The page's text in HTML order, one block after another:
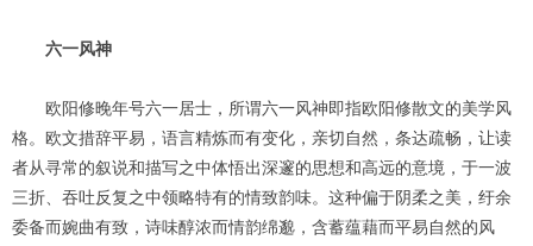
六一风神
欧阳修晚年号六一居士，所谓六一风神即指欧阳修散文的美学风
格。欧文措辞平易，语言精炼而有变化，亲切自然，条达疏畅，让读
者从寻常的叙说和描写之中体悟出深邃的思想和高远的意境，于一波
三折、吞吐反复之中领略特有的情致韵味。这种偏于阴柔之美，纡余
委备而婉曲有致，诗味醇浓而情韵绵邈，含蓄蕴藉而平易自然的风